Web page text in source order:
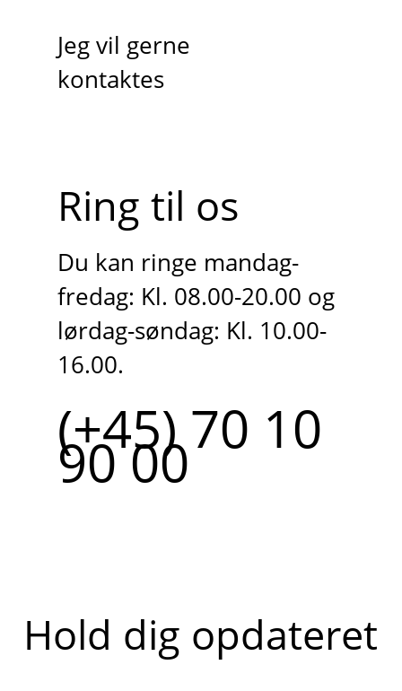
Jeg vil gerne
kontaktes
Ring til os
Du kan ringe mandag-
fredag: Kl. 08.00-20.00 og
lørdag-søndag: Kl. 10.00-
16.00.
(+45) 70 10
90 00
Hold dig opdateret